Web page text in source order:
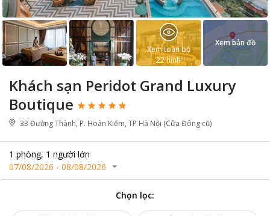
Khách sạn Peridot Grand Luxury
Boutique
33 Đường Thành, P. Hoàn Kiếm, TP Hà Nội (Cửa Đông cũ)
1 phòng, 1 người lớn
07/08/2026 - 08/08/2026
Xem toàn bộ
22hình
Xem bản đồ
Chọn lọc: